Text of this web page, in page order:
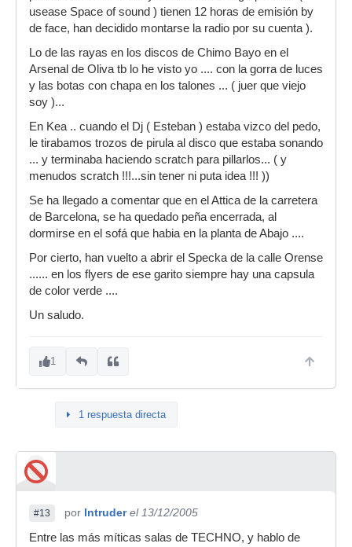
usease Space of sound ) tienen 12 horas de emisión by
de face, han decidido montarse la radio por su cuenta ).
Lo de las rayas en los discos de Chimo Bayo en el
Arsenal de Oliva tb lo he visto yo .... con la gorra de luces
y las botas con chapa en los talones ... ( juer que viejo
soy )...
En Kea .. cuando el Dj ( Esteban ) estaba vizco del pedo,
le tirabamos trozos de pirula al disco que estaba sonando
... y terminaba haciendo scratch para pillarlos... ( y
menudos scratch !!!...sin tener ni puta idea !!! ))
Se ha llegado a comentar que en el Attica de la carretera
de Barcelona, se ha quedado peña encerrada, al
dormirse en el sofá que habia en la planta de Abajo ....
Por cierto, han vuelto a abrir el Specka de la calle Orense
...... en los flyers de ese garito siempre hay una capsula
de color verde ....
Un saludo.
1
1 respuesta directa
#13 por Intruder el 13/12/2005
Entre las más míticas salas de TECHNO, y hablo de